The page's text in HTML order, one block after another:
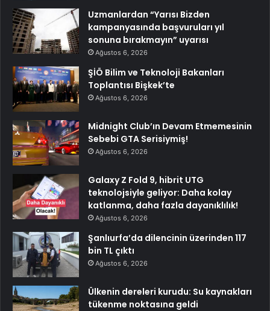
Uzmanlardan “Yarısı Bizden
kampanyasında başvuruları yıl
sonuna bırakmayın” uyarısı
Ağustos 6, 2026
ŞİÖ Bilim ve Teknoloji Bakanları
Toplantısı Bişkek’te
Ağustos 6, 2026
Midnight Club’ın Devam Etmemesinin
Sebebi GTA Serisiymiş!
Ağustos 6, 2026
Galaxy Z Fold 9, hibrit UTG
teknolojsiyle geliyor: Daha kolay
katlanma, daha fazla dayanıklılık!
Ağustos 6, 2026
Şanlıurfa’da dilencinin üzerinden 117
bin TL çıktı
Ağustos 6, 2026
Ülkenin dereleri kurudu: Su kaynakları
tükenme noktasına geldi